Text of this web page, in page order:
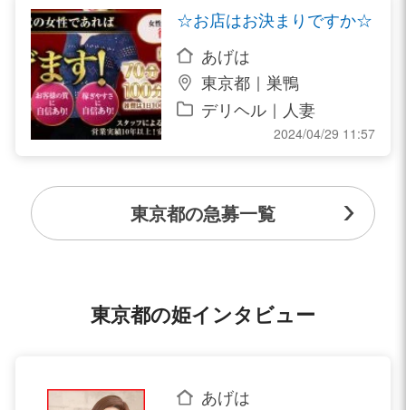
☆お店はお決まりですか☆
あげは
東京都｜巣鴨
デリヘル｜人妻
2024/04/29 11:57
東京都の急募一覧
東京都の姫インタビュー
あげは